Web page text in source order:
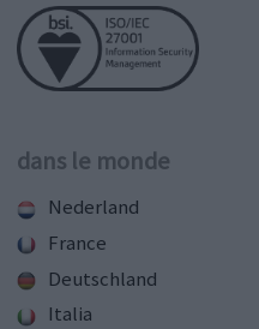
dans le monde
Nederland
France
Deutschland
Italia